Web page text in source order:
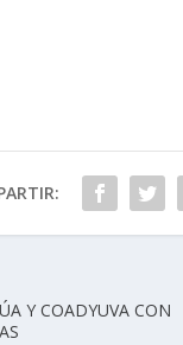
Y COADYUVA CON